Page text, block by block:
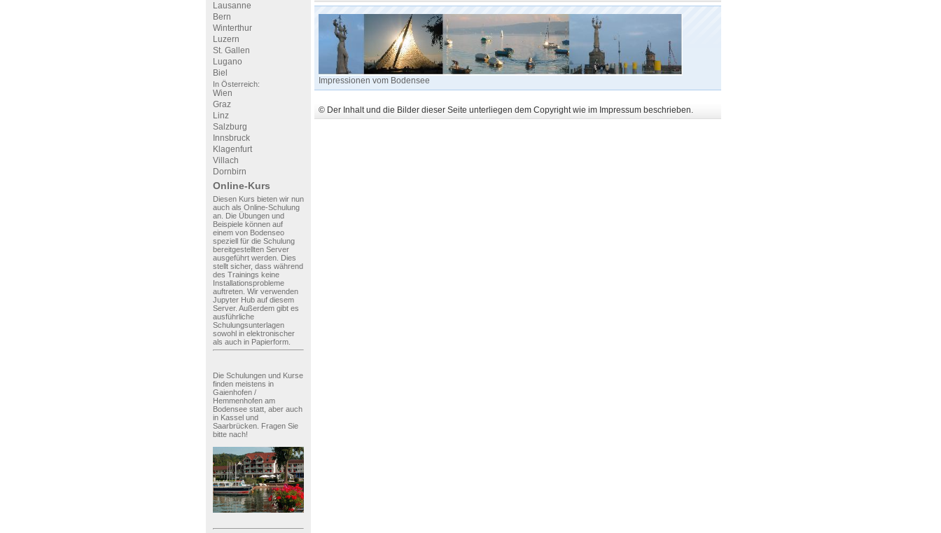
Lausanne
Bern
Winterthur
Luzern
St. Gallen
Lugano
Biel
In Österreich:
Wien
Graz
Linz
Salzburg
Innsbruck
Klagenfurt
Villach
Dornbirn
Online-Kurs
Diesen Kurs bieten wir nun
auch als Online-Schulung
an. Die Übungen und
Beispiele können auf
einem von Bodenseo
speziell für die Schulung
bereitgestellten Server
ausgeführt werden. Dies
stellt sicher, dass während
des Trainings keine
Installationsprobleme
auftreten. Wir verwenden
Jupyter Hub auf diesem
Server. Außerdem gibt es
ausführliche
Schulungsunterlagen
sowohl in elektronischer
als auch in Papierform.
Die Schulungen und Kurse
finden meistens in
Gaienhofen /
Hemmenhofen am
Bodensee statt, aber auch
in Kassel und
Saarbrücken. Fragen Sie
bitte nach!
Impressionen vom Bodensee
© Der Inhalt und die Bilder dieser Seite unterliegen dem Copyright wie im Impressum beschrieben.